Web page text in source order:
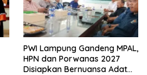
PWI Lampung Gandeng MPAL,
HPN dan Porwanas 2027
Disiapkan Bernuansa Adat